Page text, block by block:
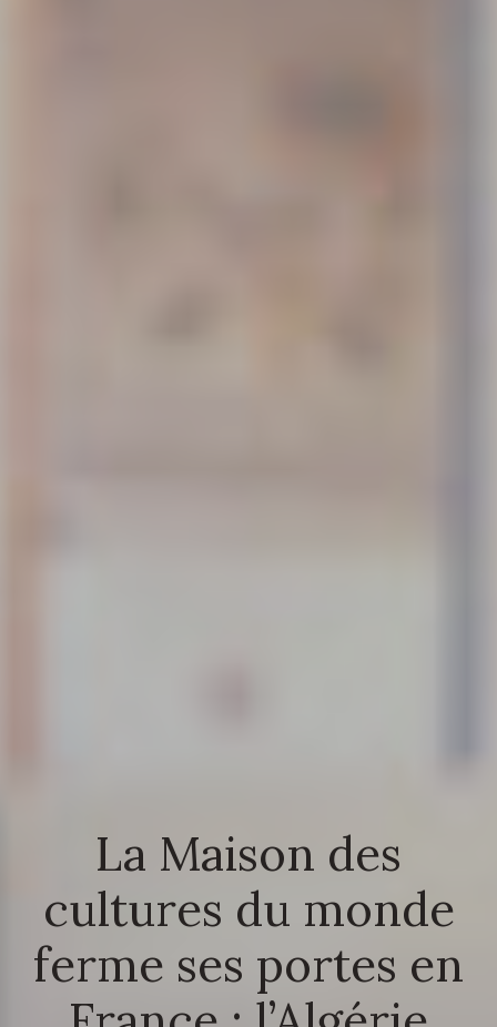
La Maison des
cultures du monde
ferme ses portes en